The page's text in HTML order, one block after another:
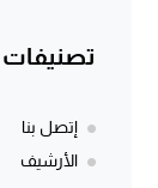
تصنيفات
إتصل بنا
الأرشيف